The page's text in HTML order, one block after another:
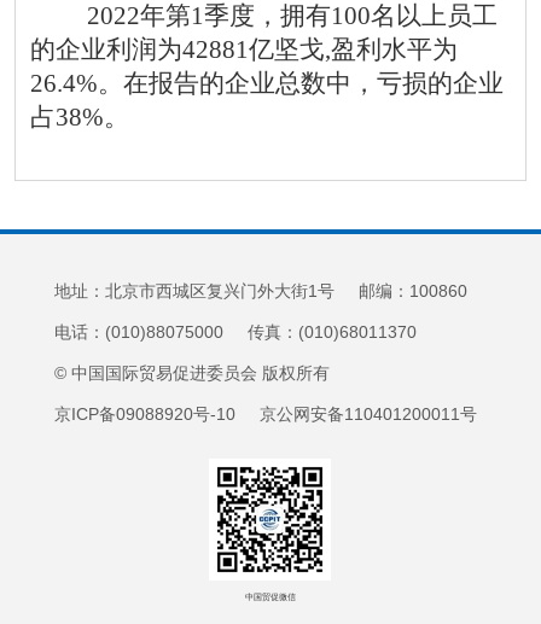
2022年第1季度，拥有100名以上员工
的企业利润为42881亿坚戈,盈利水平为
26.4%。在报告的企业总数中，亏损的企业
占38%。
地址：北京市西城区复兴门外大街1号 邮编：100860
电话：(010)88075000 传真：(010)68011370
© 中国国际贸易促进委员会 版权所有
京ICP备09088920号-10 京公网安备110401200011号
中国贸促微信